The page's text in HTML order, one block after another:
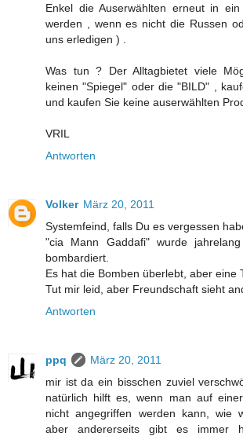
Enkel die Auserwählten erneut in
werden , wenn es nicht die Russen
uns erledigen ) .
Was tun ? Der Alltagbietet viele
keinen "Spiegel" oder die "BILD" ,
und kaufen Sie keine auserwählten
VRIL
Antworten
Volker März 20, 2011
Systemfeind, falls Du es vergessen
"cia Mann Gaddafi" wurde
bombardiert.
Es hat die Bomben überlebt, aber eine
Tut mir leid, aber Freundschaft sieht
Antworten
ppq
März 20, 2011
mir ist da ein bisschen zuviel
natürlich hilft es, wenn man auf
nicht angegriffen werden kann, wie
aber andererseits gibt es immer